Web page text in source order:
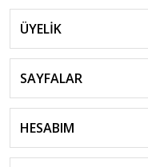
ÜYELİK
SAYFALAR
HESABIM